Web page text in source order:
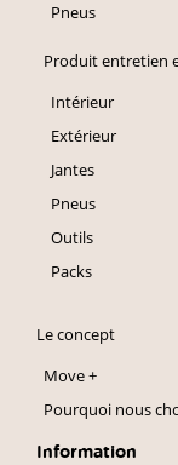
Pneus
Produit entretien
Intérieur
Extérieur
Jantes
Pneus
Outils
Packs
Le concept
Move +
Pourquoi nous
Information